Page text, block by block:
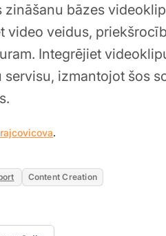
bāzes
video veidus,
Integrējiet
izmantojot šos
.
Content Creation